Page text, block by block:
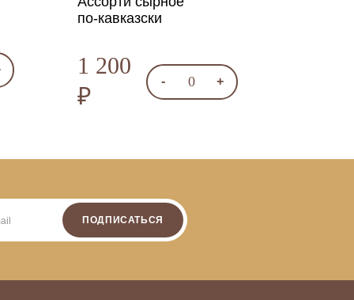
по-кавказски
1 200
₽
- 0 +
ПОДПИСАТЬСЯ